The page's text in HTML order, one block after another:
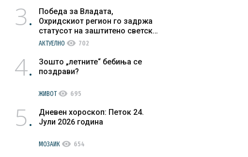
3
Победа за Владата,
Охридскиот регион го задржа
статусот на заштитено светско
културно наследство
АКТУЕЛНО visibility 702
4
Зошто „летните“ бебиња се
поздрави?
ЖИВОТvisibility 695
5
Дневен хороскоп: Петок 24.
Јули 2026 година
МОЗАИК visibility 654